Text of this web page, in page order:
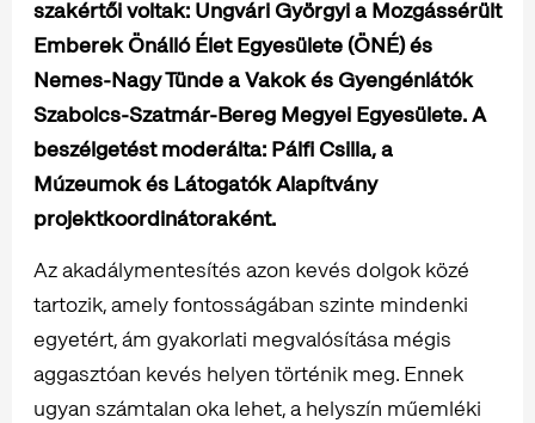
szakértői voltak: Ungvári Györgyi a Mozgássérült
Emberek Önálló Élet Egyesülete (ÖNÉ) és
Nemes-Nagy Tünde a Vakok és Gyengénlátók
Szabolcs-Szatmár-Bereg Megyei Egyesülete. A
beszélgetést moderálta: Pálfi Csilla, a
Múzeumok és Látogatók Alapítvány
projektkoordinátoraként.
Az akadálymentesítés azon kevés dolgok közé
tartozik, amely fontosságában szinte mindenki
egyetért, ám gyakorlati megvalósítása mégis
aggasztóan kevés helyen történik meg. Ennek
ugyan számtalan oka lehet, a helyszín műemléki